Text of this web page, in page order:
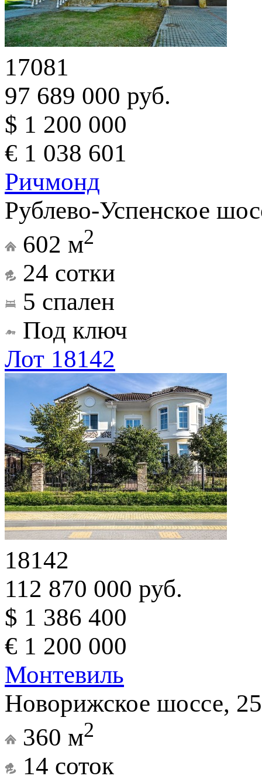
17081
97 689 000 руб.
$ 1 200 000
€ 1 038 601
Ричмонд
Рублево-Успенское
602 м2
24 сотки
5 спален
Под ключ
Лот 18142
18142
112 870 000 руб.
$ 1 386 400
€ 1 200 000
Монтевиль
Новорижское шоссе,
360 м2
14 соток